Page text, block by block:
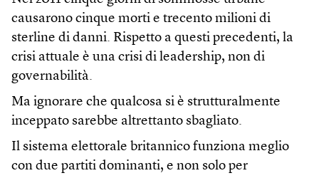
causarono cinque morti e trecento milioni di
sterline di danni. Rispetto a questi precedenti, la
crisi attuale è una crisi di leadership, non di
governabilità.
Ma ignorare che qualcosa si è strutturalmente
inceppato sarebbe altrettanto sbagliato.
Il sistema elettorale britannico funziona meglio
con due partiti dominanti, e non solo per